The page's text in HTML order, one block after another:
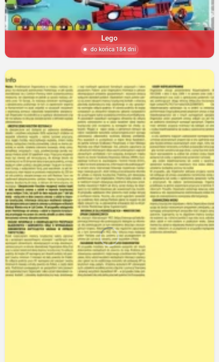
Lego
do końca 184 dni